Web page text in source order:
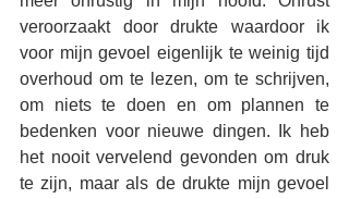
veroorzaakt door drukte waardoor ik
voor mijn gevoel eigenlijk te weinig tijd
overhoud om te lezen, om te schrijven,
om niets te doen en om plannen te
bedenken voor nieuwe dingen. Ik heb
het nooit vervelend gevonden om druk
te zijn, maar als de drukte mijn gevoel